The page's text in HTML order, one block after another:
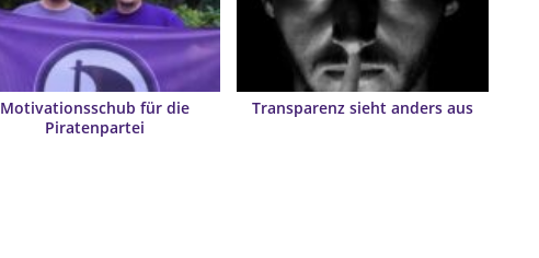
Motivationsschub für die
Piratenpartei
Transparenz sieht anders aus